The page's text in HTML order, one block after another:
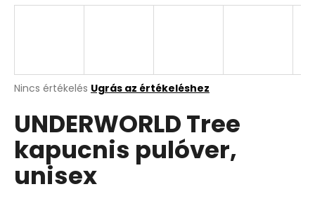
A
átlagos
értékelése
5-
ből
0,0
csillag.
Nincs értékelés Ugrás az értékeléshez
UNDERWORLD Tree
kapucnis pulóver,
unisex